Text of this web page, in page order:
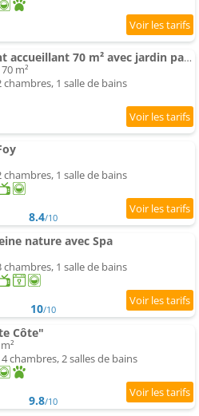
Appartement accueillant 70 m² avec jardin partagé
m²
chambres, 1 salle de bains
chambres, 1 salle de bains
8.4/10
nature avec Spa
chambres, 1 salle de bains
10/10
Côte"
chambres, 2 salles de bains
9.8/10